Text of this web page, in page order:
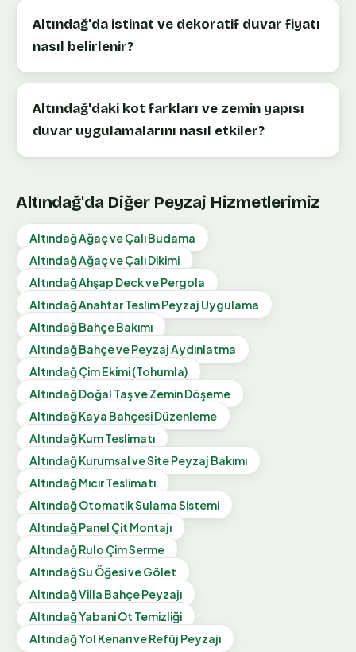
Altındağ'da istinat ve dekoratif duvar fiyatı
nasıl belirlenir?
Altındağ'daki kot farkları ve zemin yapısı
duvar uygulamalarını nasıl etkiler?
Altındağ'da Diğer Peyzaj Hizmetlerimiz
AltındağAğaç ve Çalı Budama
AltındağAğaç ve Çalı Dikimi
AltındağAhşap Deck ve Pergola
AltındağAnahtar Teslim Peyzaj Uygulama
AltındağBahçe Bakımı
AltındağBahçe ve Peyzaj Aydınlatma
AltındağÇim Ekimi (Tohumla)
AltındağDoğal Taş ve Zemin Döşeme
AltındağKaya Bahçesi Düzenleme
AltındağKum Teslimatı
AltındağKurumsal ve Site Peyzaj Bakımı
AltındağMıcır Teslimatı
AltındağOtomatik Sulama Sistemi
AltındağPanel Çit Montajı
AltındağRulo Çim Serme
AltındağSu Öğesi ve Gölet
AltındağVilla Bahçe Peyzajı
AltındağYabani Ot Temizliği
AltındağYol Kenarı ve Refüj Peyzajı